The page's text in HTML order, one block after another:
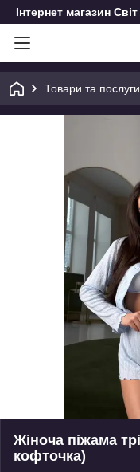
Інтернет магазин
Товари та послуги
Жіноча піжама
кофточка)